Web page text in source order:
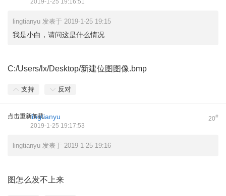
2019-1-25 19:16:51
lingtianyu 发表于 2019-1-25 19:15
我是小白，请问这是什么情况
C:/Users/lx/Desktop/新建位图图像.bmp
支持 反对
点击重新加载 20#
lingtianyu
2019-1-25 19:17:53
lingtianyu 发表于 2019-1-25 19:16
图怎么发不上来